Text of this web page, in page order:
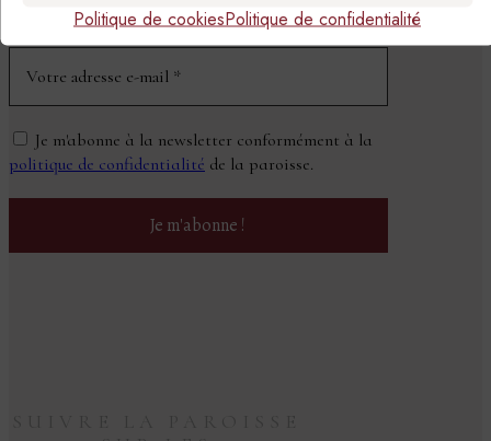
Politique de cookiesPolitique de confidentialité
Je m'abonne à la newsletter conformément à la
politique de confidentialité de la paroisse.